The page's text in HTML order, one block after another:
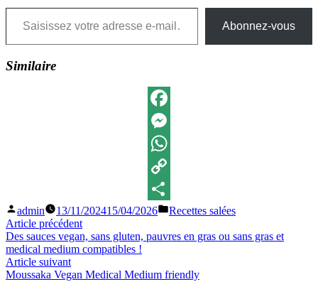
Saisissez votre adresse e-mail…
Abonnez-vous
Similaire
Facebook
Messenger
WhatsApp
Copy
Link
Partager
Publié
par
admin 13/11/202415/04/2026
Publié
Recettes salées
Navigation
de
l’article
Article précédentArticle
précédent :
Des sauces vegan, sans gluten, pauvres en gras ou sans gras et
medical medium compatibles !
Article suivantArticle
suivant
Moussaka Vegan Medical Medium friendly